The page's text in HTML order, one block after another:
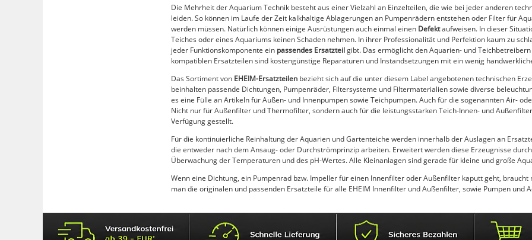
Die Mehrheit der Aquarium Technik besteht aus einer Vielzahl an Einzelteilen, die wie bei jeder anderen
leiden. So können im Laufe der Zeit kalkhaltige Ablagerungen an Pumpenrädern entstehen oder Filter für
werden müssen. Natürlich können einige Ausrüstungen auch einmal einen Defektaufweisen. In dieser
Teiches oder eines Aquariums keinen Schaden nehmen. In ihrer Professionalität und Perfektion kaum zu
jeder Funktionskomponente ein passendes Ersatzteilgibt. Das ermöglicht den Aquarien- und
kompatiblen Ersatzteilen sind kostengünstige Reparaturen und Instandsetzungen mit ein wenig
Das Sortiment von EHEIM-Ersatzteilen bezieht sich auf die unter diesem Label angebotenen technischen
beinhalten passende Dichtungen, Pumpenräder, Filtersysteme und Filtermaterialien sowie diverse
es eine Fülle an Artikeln für Außen- und Innenpumpen sowie Teichpumpen. Auch für die sogenannten Air-
Nicht nur für Außenfilter und Thermofilter, sondern auch für die leistungsstarken Teich-Innen- und
Verfügung gestellt.
Für die kontinuierliche Reinhaltung der Aquarien und Gartenteiche werden innerhalb der Auslagen an
die entweder nach dem Ansaug- oder Durchströmprinzip arbeiten. Erweitert werden diese Erzeugnisse
Überwachung der Temperaturen und des pH-Wertes. Alle Kleinanlagen sind gerade für kleine und große
Wenn eine Dichtung, ein Pumpenrad bzw. Impeller für einen Innenfilter oder Außenfilter kaputt geht,
man die originalen und passenden Ersatzteile für alle EHEIM Innenfilter und Außenfilter, sowie Pumpen und